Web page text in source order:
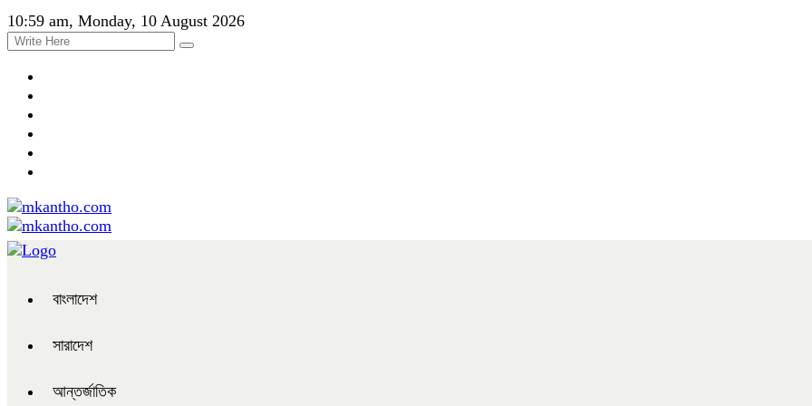
10:59 am, Monday, 10 August 2026
বাংলাদেশ
সারাদেশ
আন্তর্জাতিক